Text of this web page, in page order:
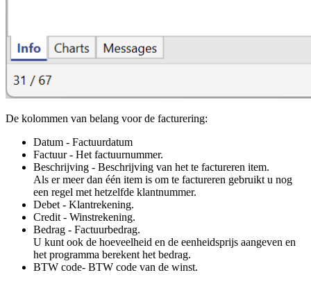
De kolommen van belang voor de facturering:
Datum - Factuurdatum
Factuur - Het factuurnummer.
Beschrijving - Beschrijving van het te factureren item.
Als er meer dan één item is om te factureren gebruikt u nog
een regel met hetzelfde klantnummer.
Debet - Klantrekening.
Credit - Winstrekening.
Bedrag - Factuurbedrag.
U kunt ook de hoeveelheid en de eenheidsprijs aangeven en
het programma berekent het bedrag.
BTW code- BTW code van de winst.